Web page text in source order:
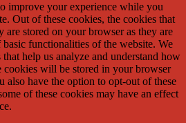
improve your experience while you
Out of these cookies, the cookies that
are stored on your browser as they are
functionalities of the website. We
help us analyze and understand how
cookies will be stored in your browser
also have the option to opt-out of these
of these cookies may have an effect